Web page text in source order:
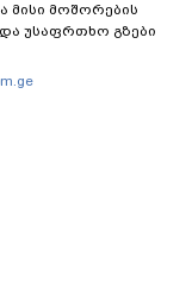
მისი მოშორების
უსაფრთხო გზები